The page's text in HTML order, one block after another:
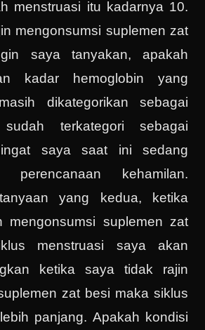
menstruasi itu kadarnya 10.
mengonsumsi suplemen zat
saya tanyakan, apakah
kadar hemoglobin yang
dikategorikan sebagai
terkategori sebagai
saya saat ini sedang
kehamilan.
yang kedua, ketika
mengonsumsi suplemen zat
menstruasi saya akan
ketika saya tidak rajin
zat besi maka siklus
panjang. Apakah kondisi